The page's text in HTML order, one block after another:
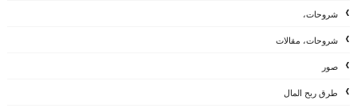
شروحات،
شروحات، مقالات
صور
طرق ربح المال